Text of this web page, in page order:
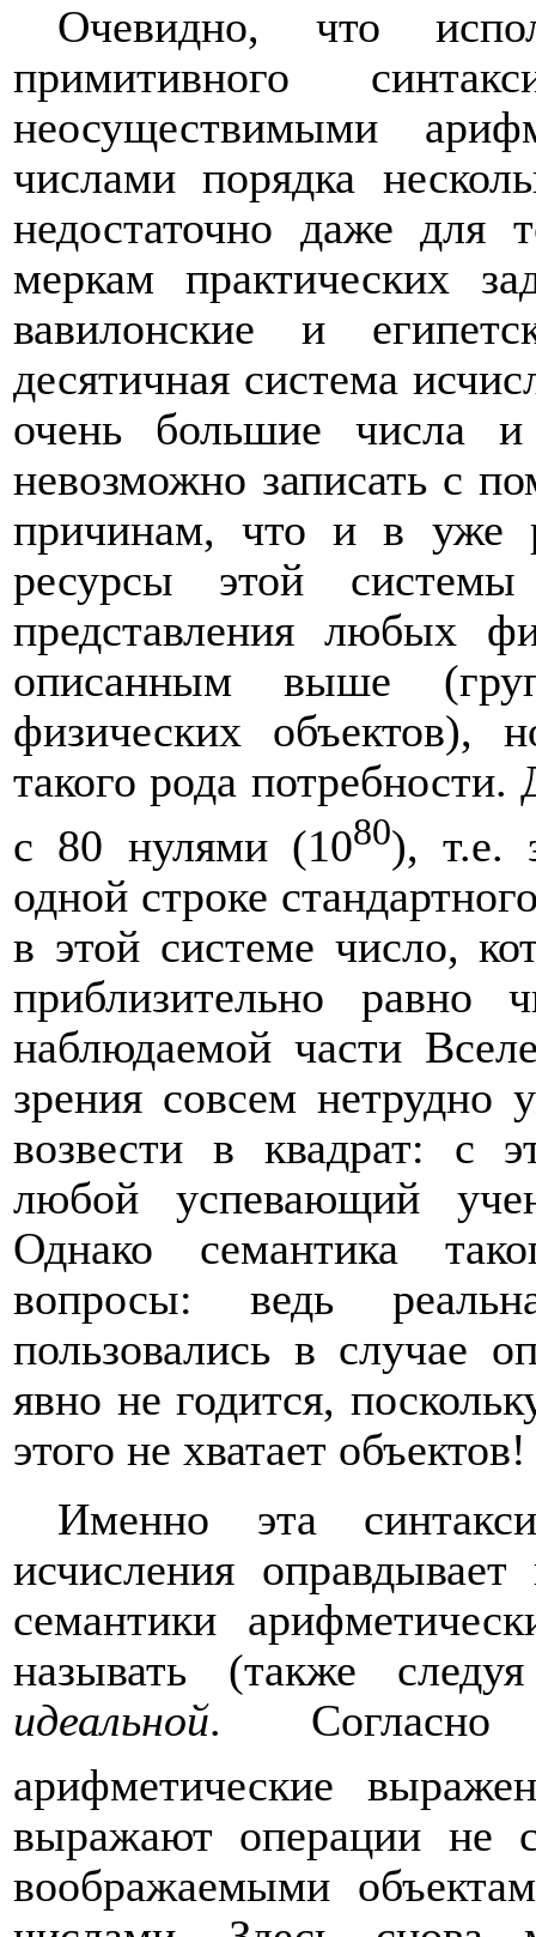
Очевидно, что
примитивного
неосуществимыми
числами порядка
недостаточно даже для
меркам практических
вавилонские и
десятичная система
очень большие числа
невозможно записать с
причинам, что и в уже
ресурсы этой
представления любых
описанным выше
физических объектов),
такого рода потребности.
с 80 нулями (1080), т.е.
одной строке
в этой системе число,
приблизительно равно
наблюдаемой части
зрения совсем
возвести в квадрат: с
любой успевающий
Однако семантика
вопросы: ведь
пользовались в случае
явно не годится,
этого не хватает объектов!
Именно эта
исчисления оправдывает
семантики
называть (также
идеальной. Согласно
арифметические
выражают операции не
воображаемыми